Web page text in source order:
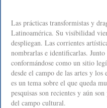
Las prácticas transformistas y
Latinoamérica. Su visibilidad
despliegan. Las corrientes
nombrarlas e identificarlas.
conformándose como un sitio
desde el campo de las artes y
es un tema sobre el que queda
pesquisas son recientes y aún
del campo cultural.